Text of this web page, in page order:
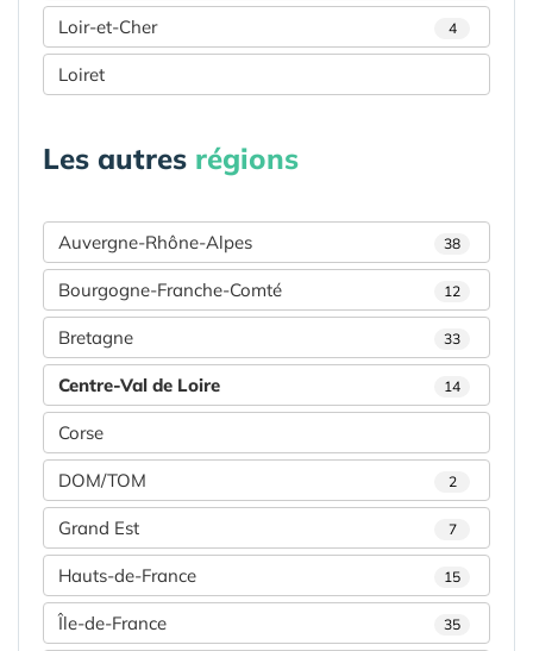
Loir-et-Cher 4
Loiret
Les autres régions
Auvergne-Rhône-Alpes 38
Bourgogne-Franche-Comté 12
Bretagne 33
Centre-Val de Loire 14
Corse
DOM/TOM 2
Grand Est 7
Hauts-de-France 15
Île-de-France 35